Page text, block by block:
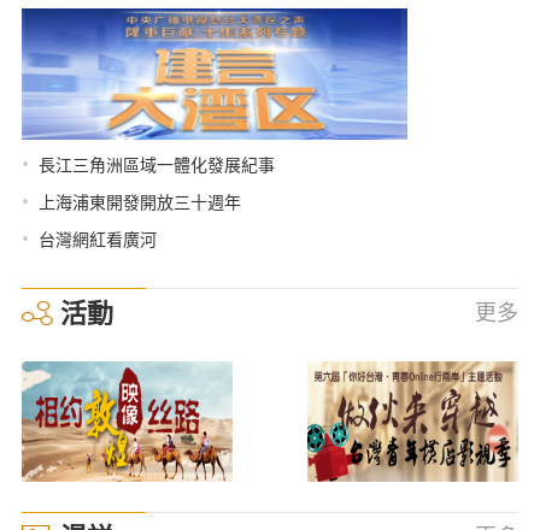
• 長江三角洲區域一體化發展紀事
• 上海浦東開發開放三十週年
• 台灣網紅看廣河
活動 更多